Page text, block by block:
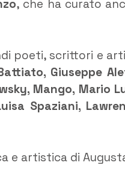
, che ha curato
poeti, scrittori e
Giuseppe
Mango, Mario
Spaziani,
e artistica di